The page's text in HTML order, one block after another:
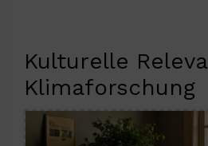
Kulturelle
Klimaforschung